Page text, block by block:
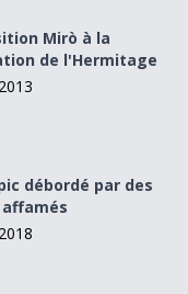
Mirò à la
de l'Hermitage
débordé par des